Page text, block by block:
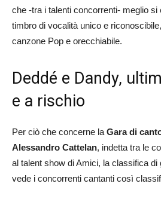
che -tra i talenti concorrenti- meglio si
timbro di vocalità unico e
canzone Pop e orecchiabile.
Deddé e Dandy,
e a rischio
Per ciò che concerne la Gara di
Alessandro Cattelan, indetta tra le
al talent show di Amici, la classifica di
vede i concorrenti cantanti così